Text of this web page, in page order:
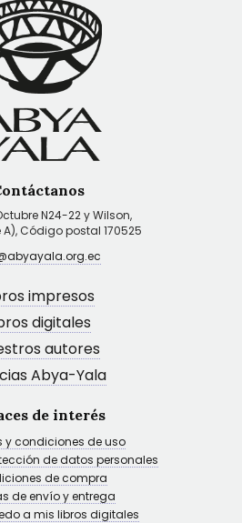
N24-22 y Wilson,
A), Código postal 170525
impresos
digitales
autores
Abya-Yala
de interés
y condiciones de uso
de datos personales
de compra
de envío y entrega
a mis libros digitales